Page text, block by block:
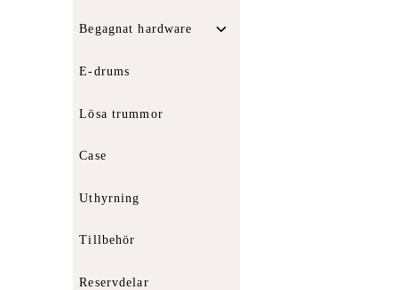
Begagnat hardware
E-drums
Lösa trummor
Case
Uthyrning
Tillbehör
Reservdelar